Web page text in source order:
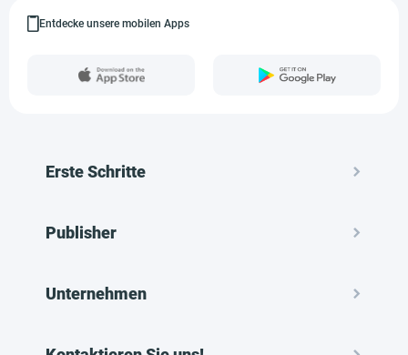
Entdecke unsere mobilen Apps
Erste Schritte
Publisher
Unternehmen